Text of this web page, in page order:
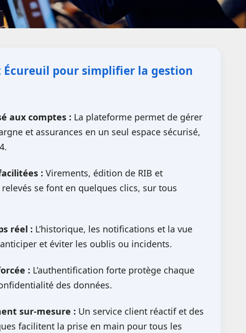
Écureuil pour simplifier la gestion
aux comptes : La plateforme permet de gérer
et assurances en un seul espace sécurisé,
: Virements, édition de RIB et
se font en quelques clics, sur tous
réel : L’historique, les notifications et la vue
et éviter les oublis ou incidents.
: L’authentification forte protège chaque
des données.
sur-mesure : Un service client réactif et des
facilitent la prise en main pour tous les